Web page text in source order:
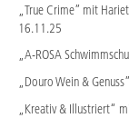
„True Crime” mit
16.11.25
„A-ROSA
„Douro Wein &
„Kreativ & Illustriert“